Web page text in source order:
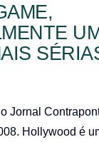
Jornal
Hollywood é